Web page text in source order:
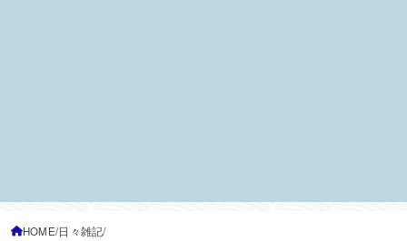
HOME 日々雑記